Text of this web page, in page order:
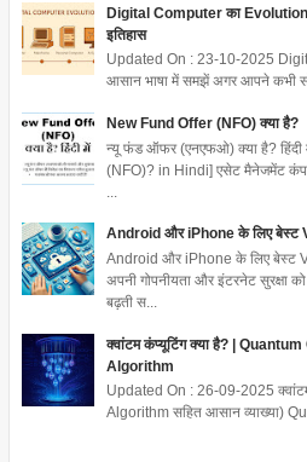
Digital Computer का
इतिहास
Updated On : 23-10-2025
आसान भाषा में समझें अगर आपने कभी
New Fund Offer (NFO) क्या है?
न्यू फंड ऑफर (एनएफओ) क्या है?
(NFO)? in Hindi] एसेट मैनेजमेंट
Android और iPhone के लिए बेस्ट
Android और iPhone के लिए बेस्ट
अपनी गोपनीयता और इंटरनेट सुरक्षा
बढ़ती स...
क्वांटम कंप्यूटिंग क्या है? |
Algorithm
Updated On : 26-09-2025
Algorithm सहित आसान व्याख्या)